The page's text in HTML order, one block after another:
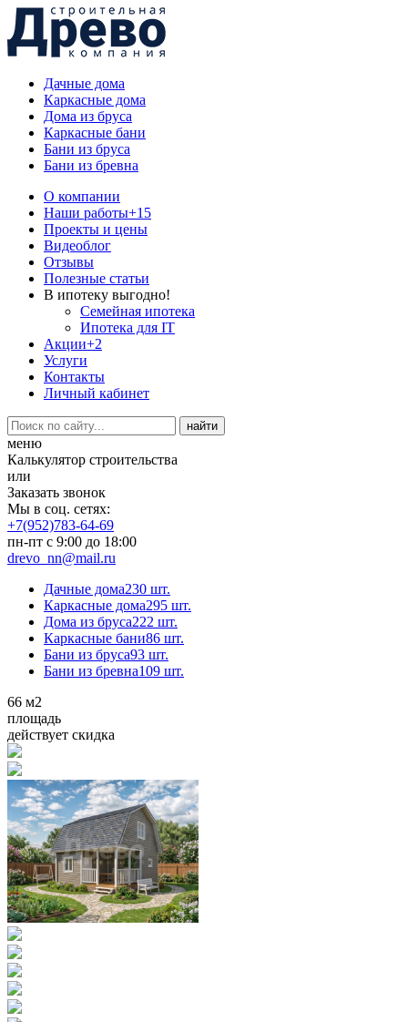
Дачные дома
Каркасные дома
Дома из бруса
Каркасные бани
Бани из бруса
Бани из бревна
О компании
Наши работы+15
Проекты и цены
Видеоблог
Отзывы
Полезные статьи
В ипотеку выгодно!
Семейная ипотека
Ипотека для IT
Акции+2
Услуги
Контакты
Личный кабинет
меню
Калькулятор строительства
или
Заказать звонок
Мы в соц. сетях:
+7(952)783-64-69
пн-пт с 9:00 до 18:00
drevo_nn@mail.ru
Дачные дома230 шт.
Каркасные дома295 шт.
Дома из бруса222 шт.
Каркасные бани86 шт.
Бани из бруса93 шт.
Бани из бревна109 шт.
66 м2
площадь
действует скидка